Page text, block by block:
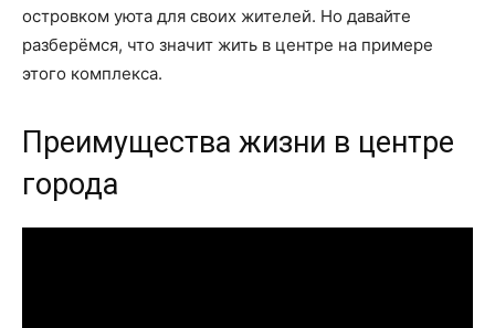
островком уюта для своих жителей. Но давайте
разберёмся, что значит жить в центре на примере
этого комплекса.
Преимущества жизни в центре
города